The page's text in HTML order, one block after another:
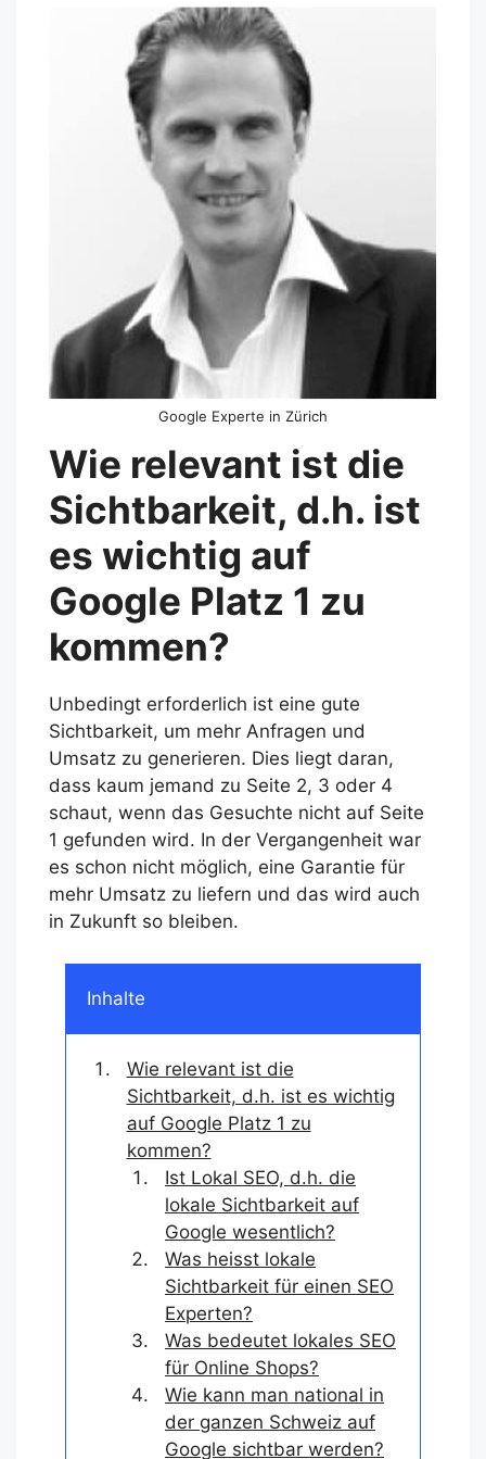
Google Experte in Zürich
Wie relevant ist die
Sichtbarkeit, d.h. ist
es wichtig auf
Google Platz 1 zu
kommen?
Unbedingt erforderlich ist eine gute
Sichtbarkeit, um mehr Anfragen und
Umsatz zu generieren. Dies liegt daran,
dass kaum jemand zu Seite 2, 3 oder 4
schaut, wenn das Gesuchte nicht auf Seite
1 gefunden wird. In der Vergangenheit war
es schon nicht möglich, eine Garantie für
mehr Umsatz zu liefern und das wird auch
in Zukunft so bleiben.
Inhalte
Wie relevant ist die
Sichtbarkeit, d.h. ist es wichtig
auf Google Platz 1 zu
kommen?
Ist Lokal SEO, d.h. die
lokale Sichtbarkeit auf
Google wesentlich?
Was heisst lokale
Sichtbarkeit für einen SEO
Experten?
Was bedeutet lokales SEO
für Online Shops?
Wie kann man national in
der ganzen Schweiz auf
Google sichtbar werden?